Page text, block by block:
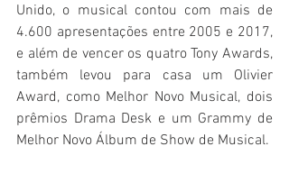
Unido, o musical contou com mais de
4.600 apresentações entre 2005 e 2017,
e além de vencer os quatro Tony Awards,
também levou para casa um Olivier
Award, como Melhor Novo Musical, dois
prêmios Drama Desk e um Grammy de
Melhor Novo Álbum de Show de Musical.